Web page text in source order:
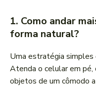
1. Como andar
forma natural?
Uma estratégia simples
Atenda o celular em pé,
objetos de um cômodo